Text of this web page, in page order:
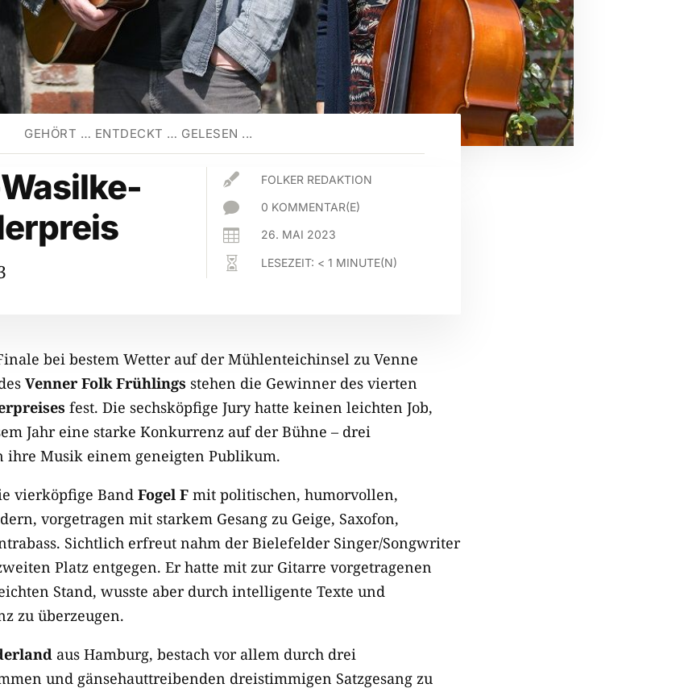
GEHÖRT … ENTDECKT … GELESEN ...
 FOLKER REDAKTION
 0 KOMMENTAR(E)
 26. MAI 2023
 LESEZEIT: < 1 MINUTE(N)
bei bestem Wetter auf der Mühlenteichinsel zu Venne
Venner Folk Frühlings stehen die Gewinner des vierten
fest. Die sechsköpfige Jury hatte keinen leichten Job,
Jahr eine starke Konkurrenz auf der Bühne – drei
ihre Musik einem geneigten Publikum.
vierköpfige Band Fogel F mit politischen, humorvollen,
vorgetragen mit starkem Gesang zu Geige, Saxofon,
Sichtlich erfreut nahm der Bielefelder Singer/Songwriter
Platz entgegen. Er hatte mit zur Gitarre vorgetragenen
Stand, wusste aber durch intelligente Texte und
zu überzeugen.
aus Hamburg, bestach vor allem durch drei
und gänsehauttreibenden dreistimmigen Satzgesang zu